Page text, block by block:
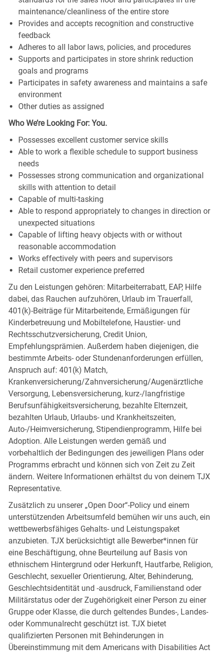
maintenance/cleanliness of the entire store
Provides and accepts recognition and constructive
feedback
Adheres to all labor laws, policies, and procedures
Supports and participates in store shrink reduction
goals and programs
Participates in safety awareness and maintains a safe
environment
Other duties as assigned
Who We’re Looking For: You.
Possesses excellent customer service skills
Able to work a flexible schedule to support business
needs
Possesses strong communication and organizational
skills with attention to detail
Capable of multi-tasking
Able to respond appropriately to changes in direction or
unexpected situations
Capable of lifting heavy objects with or without
reasonable accommodation
Works effectively with peers and supervisors
Retail customer experience preferred
Zu den Leistungen gehören: Mitarbeiterrabatt, EAP, Hilfe
dabei, das Rauchen aufzuhören, Urlaub im Trauerfall,
401(k)-Beiträge für Mitarbeitende, Ermäßigungen für
Kinderbetreuung und Mobiltelefone, Haustier- und
Rechtsschutzversicherung, Credit Union,
Empfehlungsprämien. Außerdem haben diejenigen, die
bestimmte Arbeits- oder Stundenanforderungen erfüllen,
Anspruch auf: 401(k) Match,
Krankenversicherung/Zahnversicherung/Augenärztliche
Versorgung, Lebensversicherung, kurz-/langfristige
Berufsunfähigkeitsversicherung, bezahlte Elternzeit,
bezahlten Urlaub, Urlaubs- und Krankheitszeiten,
Auto-/Heimversicherung, Stipendienprogramm, Hilfe bei
Adoption. Alle Leistungen werden gemäß und
vorbehaltlich der Bedingungen des jeweiligen Plans oder
Programms erbracht und können sich von Zeit zu Zeit
ändern. Weitere Informationen erhältst du von deinem TJX
Representative.
Zusätzlich zu unserer „Open Door“-Policy und einem
unterstützenden Arbeitsumfeld bemühen wir uns auch, ein
wettbewerbsfähiges Gehalts- und Leistungspaket
anzubieten. TJX berücksichtigt alle Bewerber*innen für
eine Beschäftigung, ohne Beurteilung auf Basis von
ethnischem Hintergrund oder Herkunft, Hautfarbe, Religion,
Geschlecht, sexueller Orientierung, Alter, Behinderung,
Geschlechtsidentität und -ausdruck, Familienstand oder
Militärstatus oder der Zugehörigkeit einer Person zu einer
Gruppe oder Klasse, die durch geltendes Bundes-, Landes-
oder Kommunalrecht geschützt ist. TJX bietet
qualifizierten Personen mit Behinderungen in
Übereinstimmung mit dem Americans with Disabilities Act